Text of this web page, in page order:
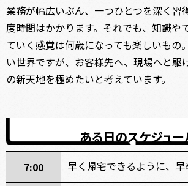
業務が幅広いぶん、一つひとつを深く習
度時間はかかります。それでも、知識や
ていく感覚は何歳になっても楽しいもの
い世界ですが、お客様先へ、現場へと駆
の新天地を極めたいと考えています。
ある日のスケジュー
7:00 早く帰宅できるように、早